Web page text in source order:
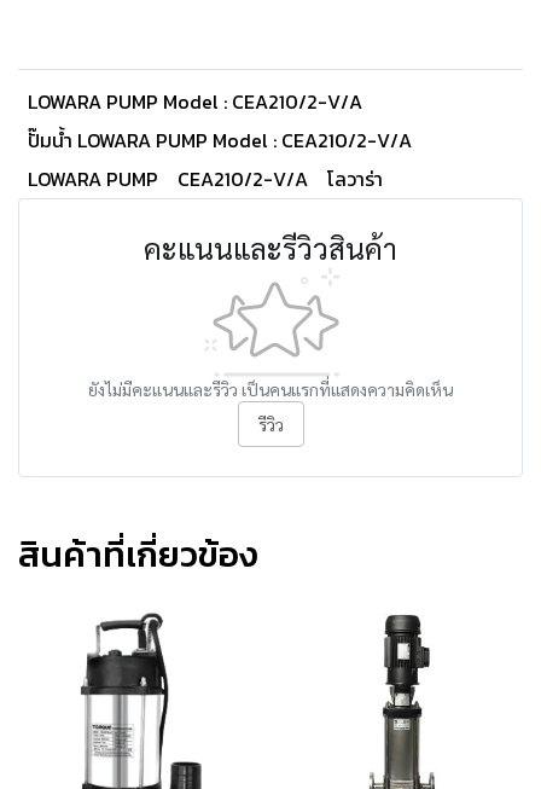
LOWARA PUMP Model : CEA210/2-V/A
ปั๊มน้ำ LOWARA PUMP Model : CEA210/2-V/A
LOWARA PUMP
CEA210/2-V/A โลวาร่า
คะแนนและรีวิวสินค้า
ยังไม่มีคะแนนและรีวิว เป็นคนแรกที่แสดงความคิดเห็น
รีวิว
สินค้าที่เกี่ยวข้อง